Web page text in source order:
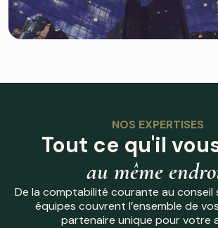
NOS EXPERTISES
Tout ce qu'il
au même
De la comptabilité courante au conseil
équipes couvrent l’ensemble de
partenaire unique pour votre